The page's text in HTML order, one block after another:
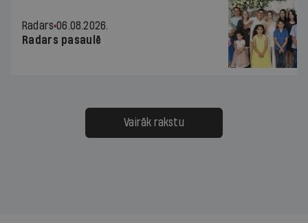
Radars 06.08.2026.
Radars pasaulē
Vairāk rakstu